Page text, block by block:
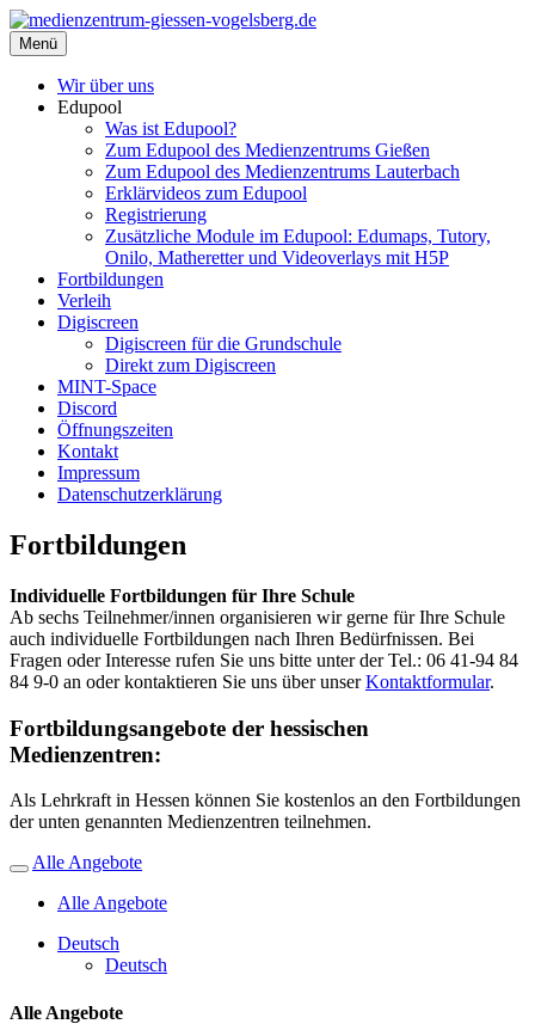
Zum
Inhalt
springen
medienzentrum-giessen-vogelsberg.de
Regionales Medienzentrum Gießen-Vogelsberg
Menü
Wir über uns
Edupool
Was ist Edupool?
Zum Edupool des Medienzentrums Gießen
Zum Edupool des Medienzentrums Lauterbach
Erklärvideos zum Edupool
Registrierung
Zusätzliche Module im Edupool: Edumaps, Tutory,
Onilo, Matheretter und Videoverlays mit H5P
Fortbildungen
Verleih
Digiscreen
Digiscreen für die Grundschule
Direkt zum Digiscreen
MINT-Space
Discord
Öffnungszeiten
Kontakt
Impressum
Datenschutzerklärung
Fortbildungen
Individuelle Fortbildungen für Ihre Schule
Ab sechs Teilnehmer/innen organisieren wir gerne für Ihre Schule
auch individuelle Fortbildungen nach Ihren Bedürfnissen. Bei
Fragen oder Interesse rufen Sie uns bitte unter der Tel.: 06 41-94 84
84 9-0 an oder kontaktieren Sie uns über unserKontaktformular.
Fortbildungsangebote der hessischen
Medienzentren:
Als Lehrkraft in Hessen können Sie kostenlos an den Fortbildungen
der unten genannten Medienzentren teilnehmen.
Alle Angebote
Alle Angebote
Deutsch
Deutsch
Alle Angebote